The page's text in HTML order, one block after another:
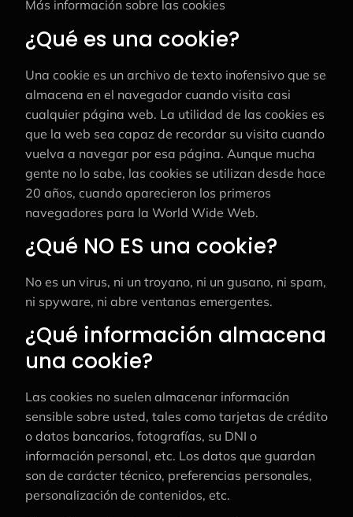
Más información sobre las cookies
¿Qué es una cookie?
Una cookie es un archivo de texto inofensivo que se
almacena en el navegador cuando visita casi
cualquier página web. La utilidad de las cookies es
que la web sea capaz de recordar su visita cuando
vuelva a navegar por esa página. Aunque mucha
gente no lo sabe, las cookies se utilizan desde hace
20 años, cuando aparecieron los primeros
navegadores para la World Wide Web.
¿Qué NO ES una cookie?
No es un virus, ni un troyano, ni un gusano, ni spam,
ni spyware, ni abre ventanas emergentes.
¿Qué información almacena
una cookie?
Las cookies no suelen almacenar información
sensible sobre usted, tales como tarjetas de crédito
o datos bancarios, fotografías, su DNI o
información personal, etc. Los datos que guardan
son de carácter técnico, preferencias personales,
personalización de contenidos, etc.